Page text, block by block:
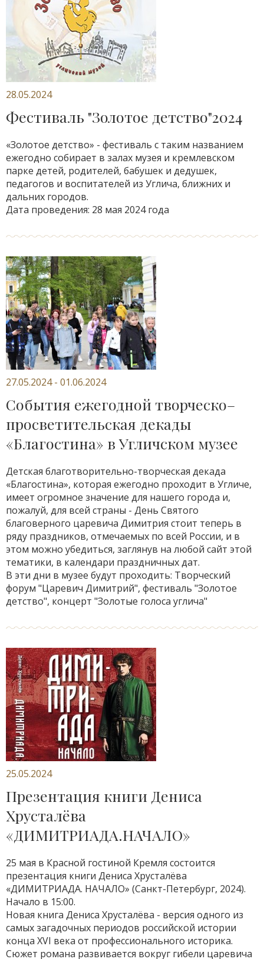
28.05.2024
Фестиваль "Золотое детство"2024
«Золотое детство» - фестиваль с таким названием
ежегодно собирает в залах музея и кремлевском
парке детей, родителей, бабушек и дедушек,
педагогов и воспитателей из Углича, ближних и
дальних городов.
Дата проведения: 28 мая 2024 года
27.05.2024 - 01.06.2024
События ежегодной творческо–
просветительская декады
«Благостина» в Угличском музее
Детская благотворительно-творческая декада
«Благостина», которая ежегодно проходит в Угличе,
имеет огромное значение для нашего города и,
пожалуй, для всей страны - День Святого
благоверного царевича Димитрия стоит теперь в
ряду праздников, отмечаемых по всей России, и в
этом можно убедиться, заглянув на любой сайт этой
тематики, в календари праздничных дат.
В эти дни в музее будут проходить: Творческий
форум "Царевич Димитрий", фестиваль "Золотое
детство", концерт "Золотые голоса углича"
25.05.2024
Презентация книги Дениса
Хрусталёва
«ДИМИТРИАДА.НАЧАЛО»
25 мая в Красной гостиной Кремля состоится
презентация книги Дениса Хрусталёва
«ДИМИТРИАДА. НАЧАЛО» (Санкт-Петербург, 2024).
Начало в 15:00.
Новая книга Дениса Хрусталёва - версия одного из
самых загадочных периодов российской истории
конца XVI века от профессионального историка.
Сюжет романа развивается вокруг гибели царевича